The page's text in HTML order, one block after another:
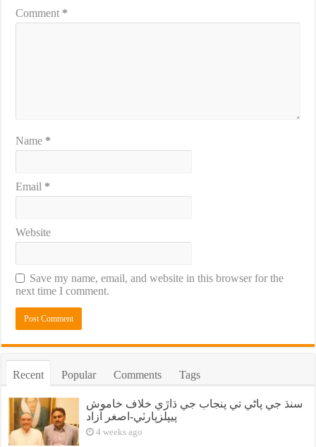
Comment *
Name *
Email *
Website
Save my name, email, and website in this browser for the
next time I comment.
Recent Popular Comments Tags
سنڌ جي پاڻي تي پنجاب جي ڌاڙي خلاف خاموش
پيپلزپارٽي-اصغر آزاد
4 weeks ago